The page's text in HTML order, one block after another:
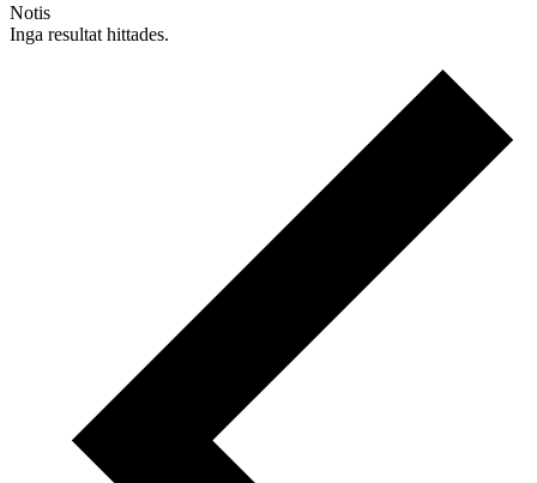
Notis
Inga resultat hittades.